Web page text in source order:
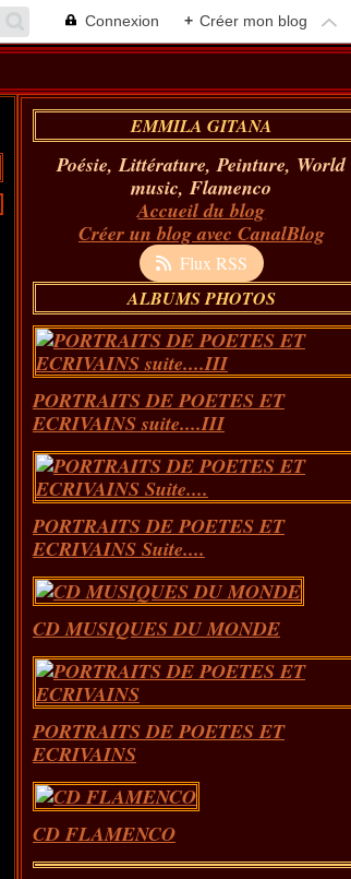
Connexion + Créer mon blog
EMMILA GITANA
Poésie, Littérature, Peinture, World
music, Flamenco
Accueil du blog
Créer un blog avec CanalBlog
Flux RSS
ALBUMS PHOTOS
PORTRAITS DE POETES ET
ECRIVAINS suite....III
PORTRAITS DE POETES ET
ECRIVAINS Suite....
CD MUSIQUES DU MONDE
PORTRAITS DE POETES ET
ECRIVAINS
CD FLAMENCO